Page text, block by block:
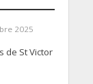
2025
de St Victor